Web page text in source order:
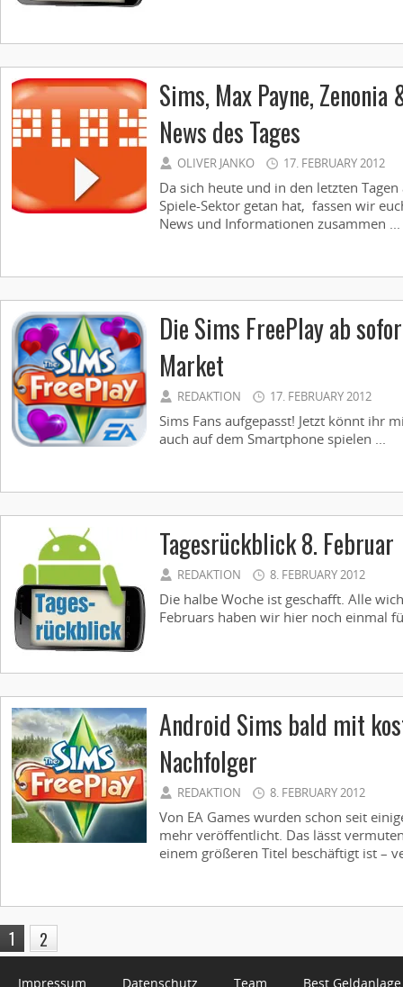
Sims, Max Payne, Zenonia
News des Tages
OLIVER JANKO 17. FEBRUARY 2012
Da sich heute und in den letzten
Spiele-Sektor getan hat, fassen wir
News und Informationen zusammen ...
Die Sims FreePlay ab
Market
REDAKTION 17. FEBRUARY 2012
Sims Fans aufgepasst! Jetzt könnt ihr
auch auf dem Smartphone spielen ...
Tagesrückblick 8. Februar
REDAKTION 8. FEBRUARY 2012
Die halbe Woche ist geschafft. Alle
Februars haben wir hier noch einmal
Android Sims bald mit
Nachfolger
REDAKTION 8. FEBRUARY 2012
Von EA Games wurden schon seit
mehr veröffentlicht. Das lässt
einem größeren Titel beschäftigt ist –
1 2
Impressum Datenschutz Team Best Geldanlage